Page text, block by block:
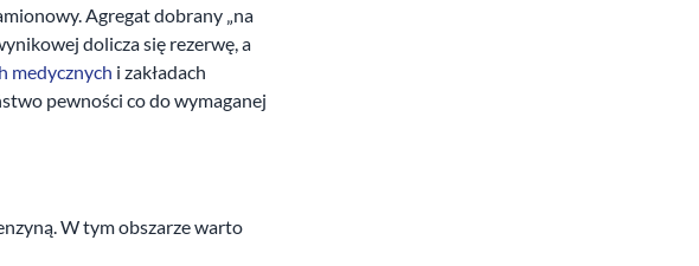
Agregat dobrany „na
dolicza się rezerwę, a
medycznych i zakładach
pewności co do wymaganej
W tym obszarze warto